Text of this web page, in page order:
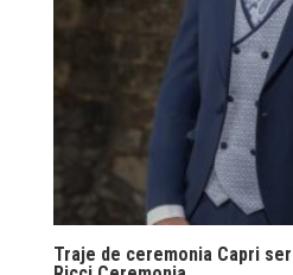
Traje de ceremonia Capri